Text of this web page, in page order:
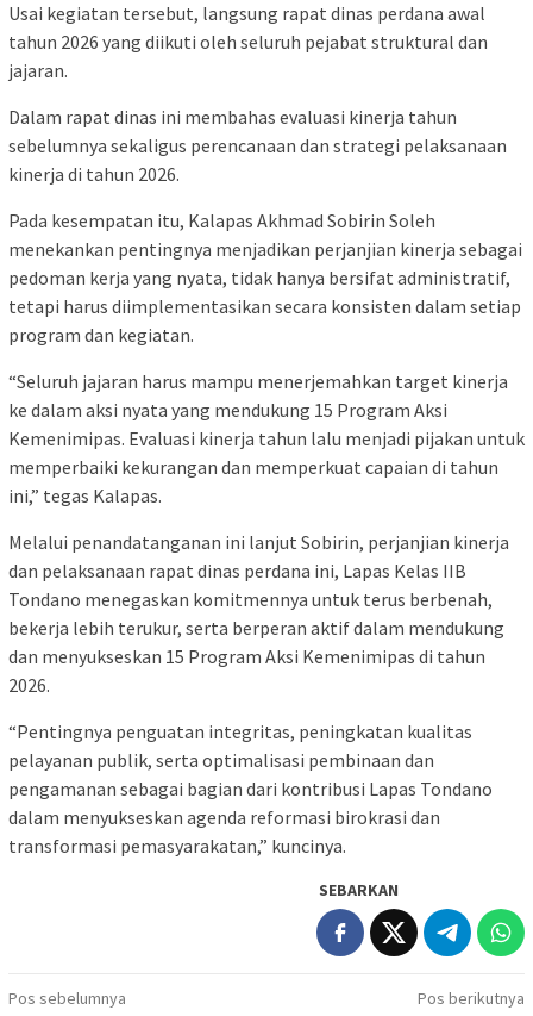
Usai kegiatan tersebut, langsung rapat dinas perdana awal
tahun 2026 yang diikuti oleh seluruh pejabat struktural dan
jajaran.
Dalam rapat dinas ini membahas evaluasi kinerja tahun
sebelumnya sekaligus perencanaan dan strategi pelaksanaan
kinerja di tahun 2026.
Pada kesempatan itu, Kalapas Akhmad Sobirin Soleh
menekankan pentingnya menjadikan perjanjian kinerja sebagai
pedoman kerja yang nyata, tidak hanya bersifat administratif,
tetapi harus diimplementasikan secara konsisten dalam setiap
program dan kegiatan.
“Seluruh jajaran harus mampu menerjemahkan target kinerja
ke dalam aksi nyata yang mendukung 15 Program Aksi
Kemenimipas. Evaluasi kinerja tahun lalu menjadi pijakan untuk
memperbaiki kekurangan dan memperkuat capaian di tahun
ini,” tegas Kalapas.
Melalui penandatanganan ini lanjut Sobirin, perjanjian kinerja
dan pelaksanaan rapat dinas perdana ini, Lapas Kelas IIB
Tondano menegaskan komitmennya untuk terus berbenah,
bekerja lebih terukur, serta berperan aktif dalam mendukung
dan menyukseskan 15 Program Aksi Kemenimipas di tahun
2026.
“Pentingnya penguatan integritas, peningkatan kualitas
pelayanan publik, serta optimalisasi pembinaan dan
pengamanan sebagai bagian dari kontribusi Lapas Tondano
dalam menyukseskan agenda reformasi birokrasi dan
transformasi pemasyarakatan,” kuncinya.
SEBARKAN
Navigasi
Pos sebelumnya
Pos berikutnya